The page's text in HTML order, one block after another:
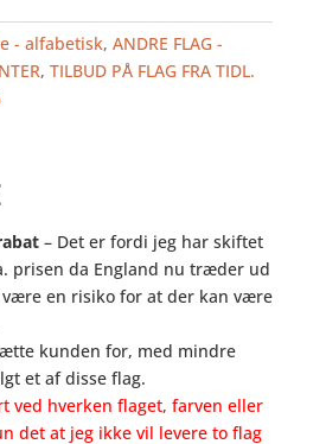
- alfabetisk, ANDRE FLAG -
, TILBUD PÅ FLAG FRA TIDL.
– Det er fordi jeg har skiftet
prisen da England nu træder ud
være en risiko for at der kan være
kunden for, med mindre
et af disse flag.
ved hverken flaget, farven eller
det at jeg ikke vil levere to flag